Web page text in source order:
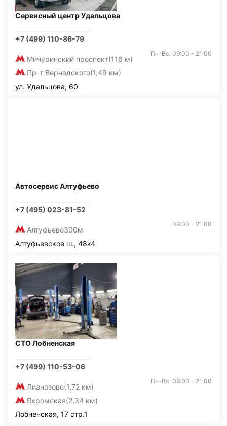
Сервисный центр Удальцова
+7 (499) 110-86-79
Мичуринский проспект(116 м)
Пр-т Вернадского(1,49 км)
Пн-Вс: 09:00 - 21:00
ул. Удальцова, 60
Автосервис Алтуфьево
+7 (495) 023-81-52
Алтуфьево300м
09:00 - 21:00
Алтуфьевское ш., 48к4
СТО Лобненская
+7 (499) 110-53-06
Лианозово(1,72 км)
Яхромская(2,34 км)
Пн-Вс: 09:00 - 21:00
Лобненская, 17 стр.1